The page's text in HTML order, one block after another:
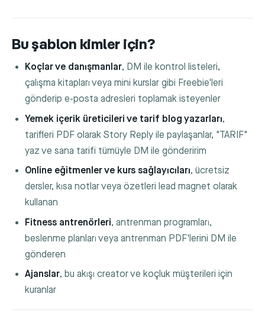
Bu şablon kimler için?
Koçlar ve danışmanlar, DM ile kontrol listeleri,
çalışma kitapları veya mini kurslar gibi Freebie'leri
gönderip e-posta adresleri toplamak isteyenler
Yemek içerik üreticileri ve tarif blog yazarları,
tarifleri PDF olarak Story Reply ile paylaşanlar, "TARIF"
yaz ve sana tarifi tümüyle DM ile gönderirim
Online eğitmenler ve kurs sağlayıcıları, ücretsiz
dersler, kısa notlar veya özetleri lead magnet olarak
kullanan
Fitness antrenörleri, antrenman programları,
beslenme planları veya antrenman PDF'lerini DM ile
gönderen
Ajanslar, bu akışı creator ve koçluk müşterileri için
kuranlar